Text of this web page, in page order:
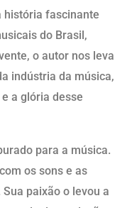
história fascinante
do Brasil,
o autor nos leva
indústria da música,
a glória desse
para a música.
os sons e as
paixão o levou a